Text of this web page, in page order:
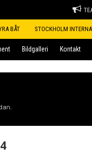
BÅT STOCKHOLM
Bildgalleri Kontakt